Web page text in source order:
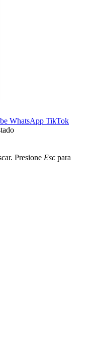
WhatsApp TikTok
Presione Esc para